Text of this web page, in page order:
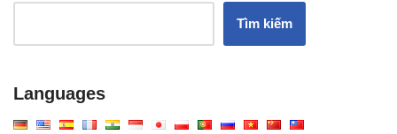
Tìm kiếm
Languages